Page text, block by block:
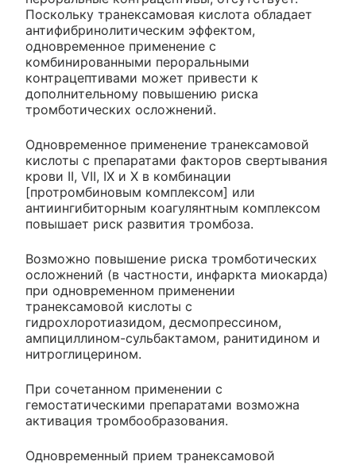
Поскольку транексамовая кислота обладает
антифибринолитическим эффектом,
одновременное применение с
комбинированными пероральными
контрацептивами может привести к
дополнительному повышению риска
тромботических осложнений.
Одновременное применение транексамовой
кислоты с препаратами факторов свертывания
крови II, VII, IX и X в комбинации
[протромбиновым комплексом] или
антиингибиторным коагулянтным комплексом
повышает риск развития тромбоза.
Возможно повышение риска тромботических
осложнений (в частности, инфаркта миокарда)
при одновременном применении
транексамовой кислоты с
гидрохлоротиазидом, десмопрессином,
ампициллином-сульбактамом, ранитидином и
нитроглицерином.
При сочетанном применении с
гемостатическими препаратами возможна
активация тромбообразования.
Одновременный прием транексамовой